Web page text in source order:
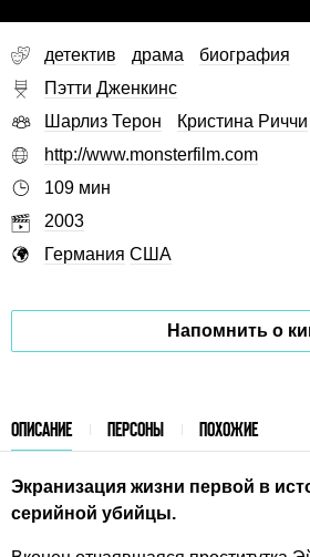
детектив драма
биография
Пэтти Дженкинс
Шарлиз Терон
Кристина Риччи
http://www.monsterfilm.com
109 мин
2003
Германия США
Напомнить о
ОПИСАНИЕ ПЕРСОНЫ ПОХОЖИЕ
Экранизация жизни первой в
серийной убийцы.